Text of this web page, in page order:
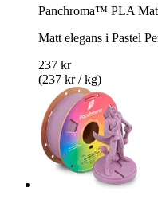
Panchroma™ PLA
Matt elegans i Pastel
237 kr
(237 kr / kg)